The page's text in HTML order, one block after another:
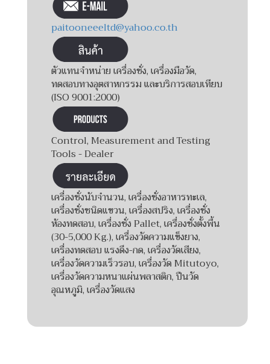
paitooneeeltd@yahoo.co.th
ตัวแทนจำหน่าย เครื่องชั่ง, เครื่องมือวัด,
ทดสอบทางอุตสาหกรรม และบริการสอบเทียบ
(ISO 9001:2000)
Control, Measurement and Testing
Tools - Dealer
เครื่องชั่งนับจำนวน, เครื่องชั่งอาหารทะเล,
เครื่องชั่งชนิดแขวน, เครื่องสปริง, เครื่องชั่ง
ห้องทดสอบ, เครื่องชั่ง Pallet, เครื่องชั่งตั้งพื้น
(30-5,000 Kg.), เครื่องวัดความแข็งยาง,
เครื่องทดสอบ แรงดึง-กด, เครื่องวัดเสียง,
เครื่องวัดความเร็วรอบ, เครื่องวัด Mitutoyo,
เครื่องวัดความหนาแผ่นพลาสติก, ปืนวัด
อุณหภูมิ, เครื่องวัดแสง